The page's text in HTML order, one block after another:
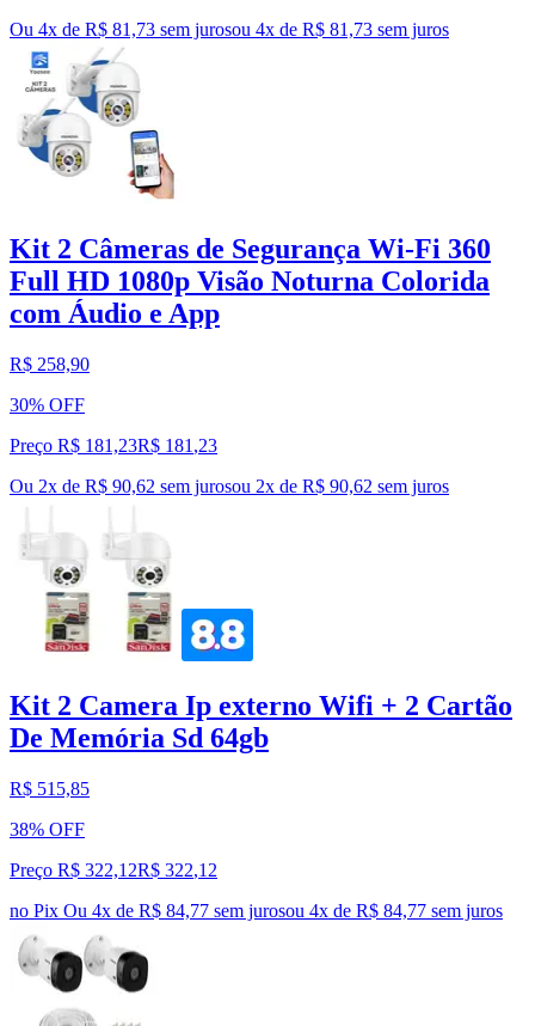
Ou 4x de R$ 81,73 sem jurosou 4x de R$ 81,73 sem juros
Kit 2 Câmeras de Segurança Wi-Fi 360
Full HD 1080p Visão Noturna Colorida
com Áudio e App
R$ 258,90
30% OFF
Preço R$ 181,23R$ 181 ,23
Ou 2x de R$ 90,62 sem jurosou 2x de R$ 90,62 sem juros
Kit 2 Camera Ip externo Wifi + 2 Cartão
De Memória Sd 64gb
R$ 515,85
38% OFF
Preço R$ 322,12R$ 322,12
no Pix Ou 4x de R$ 84,77 sem jurosou 4x de R$ 84,77 sem juros